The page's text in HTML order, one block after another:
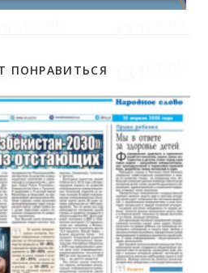
ПОНРАВИТЬСЯ